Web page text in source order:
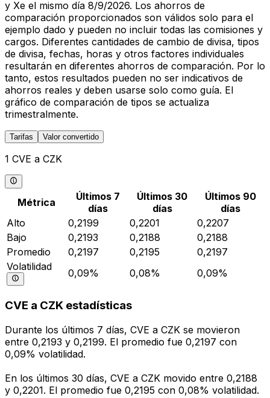
y Xe el mismo día 8/9/2026. Los ahorros de
comparación proporcionados son válidos solo para el
ejemplo dado y pueden no incluir todas las comisiones y
cargos. Diferentes cantidades de cambio de divisa, tipos
de divisa, fechas, horas y otros factores individuales
resultarán en diferentes ahorros de comparación. Por lo
tanto, estos resultados pueden no ser indicativos de
ahorros reales y deben usarse solo como guía. El
gráfico de comparación de tipos se actualiza
trimestralmente.
Tarifas Valor convertido
1 CVE a CZK
Métrica
Últimos 7
días
Últimos 30
días
Últimos 90
días
Alto
0,2199 0,2201
0,2207
Bajo
0,2193 0,2188
0,2188
Promedio
0,2197 0,2195
0,2197
Volatilidad
0,09% 0,08% 0,09%
CVE a CZK estadísticas
Durante los últimos 7 días, CVE a CZK se movieron
entre 0,2193 y 0,2199. El promedio fue 0,2197 con
0,09% volatilidad.
En los últimos 30 días, CVE a CZK movido entre 0,2188
y 0,2201. El promedio fue 0,2195 con 0,08% volatilidad.